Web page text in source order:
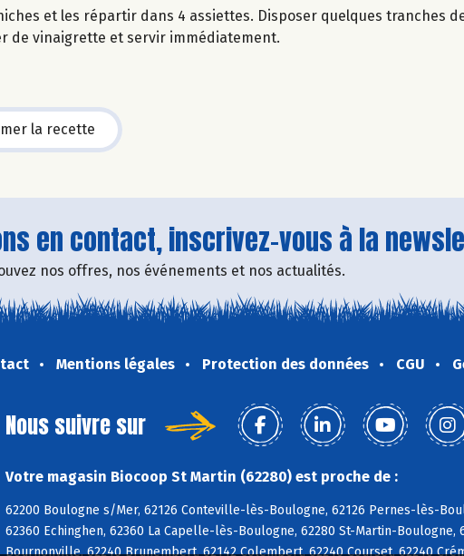
et les répartir dans 4 assiettes. Disposer quelques tranches
de vinaigrette et servir immédiatement.
la recette
en contact, inscrivez-vous à la
nos offres, nos événements et nos actualités.
Mentions légales Protection des données CGU
Nous suivre sur
Votre magasin Biocoop St Martin (62280) est proche de :
62200 Boulogne s/Mer, 62126 Conteville-lès-Boulogne, 62126 Pernes-lès-
62360 Echinghen, 62360 La Capelle-lès-Boulogne, 62280 St-Martin-
Bournonville, 62240 Brunembert, 62142 Colembert, 62240 Courset, 62240